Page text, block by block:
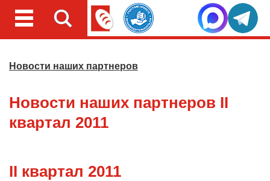
Новости наших партнеров
Новости наших партнеров II
квартал 2011
II квартал 2011